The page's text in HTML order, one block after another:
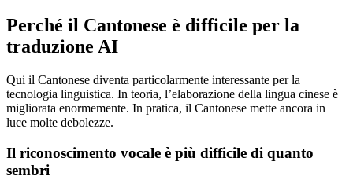
Perché il Cantonese è difficile per la
traduzione AI
Qui il Cantonese diventa particolarmente interessante per la
tecnologia linguistica. In teoria, l’elaborazione della lingua cinese è
migliorata enormemente. In pratica, il Cantonese mette ancora in
luce molte debolezze.
Il riconoscimento vocale è più difficile di quanto
sembri